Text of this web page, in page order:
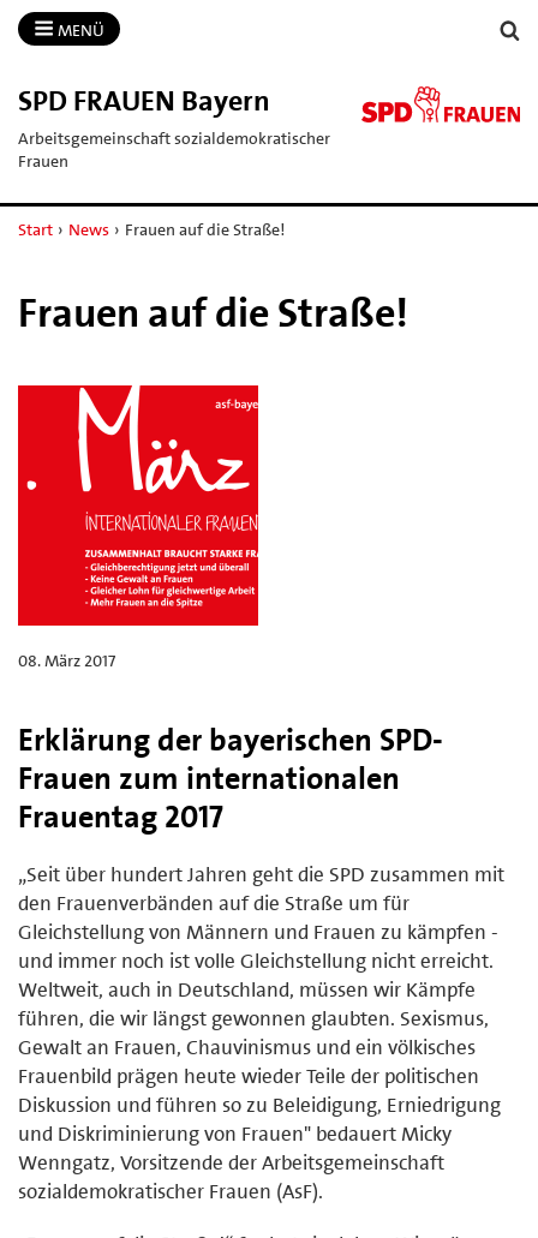
MENÜ
SPD FRAUEN Bayern
Arbeitsgemeinschaft sozialdemokratischer
Frauen
Start › News › Frauen auf die Straße!
Frauen auf die Straße!
08. März 2017
Erklärung der bayerischen SPD-
Frauen zum internationalen
Frauentag 2017
„Seit über hundert Jahren geht die SPD zusammen mit
den Frauenverbänden auf die Straße um für
Gleichstellung von Männern und Frauen zu kämpfen -
und immer noch ist volle Gleichstellung nicht erreicht.
Weltweit, auch in Deutschland, müssen wir Kämpfe
führen, die wir längst gewonnen glaubten. Sexismus,
Gewalt an Frauen, Chauvinismus und ein völkisches
Frauenbild prägen heute wieder Teile der politischen
Diskussion und führen so zu Beleidigung, Erniedrigung
und Diskriminierung von Frauen" bedauert Micky
Wenngatz, Vorsitzende der Arbeitsgemeinschaft
sozialdemokratischer Frauen (AsF).